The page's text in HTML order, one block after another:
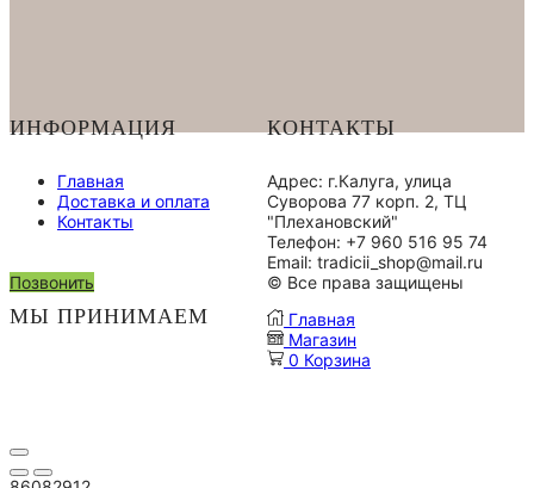
ИНФОРМАЦИЯ
Главная
Доставка и оплата
Контакты
КОНТАКТЫ
Адрес: г.Калуга, улица
Суворова 77 корп. 2, ТЦ
"Плехановский"
Телефон: +7 960 516 95 74
Email: tradicii_shop@mail.ru
Позвонить
МЫ ПРИНИМАЕМ
© Все права защищены
Главная
Магазин
0 Корзина